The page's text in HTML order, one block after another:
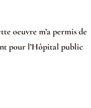
oeuvre m’a permis de
pour l’Hôpital public